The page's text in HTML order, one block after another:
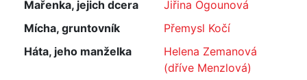
Mařenka, jejich dcera
Jiřina Ogounová
Mícha, gruntovník
Přemysl Kočí
Háta, jeho manželka
Helena Zemanová
(dříve Menzlová)